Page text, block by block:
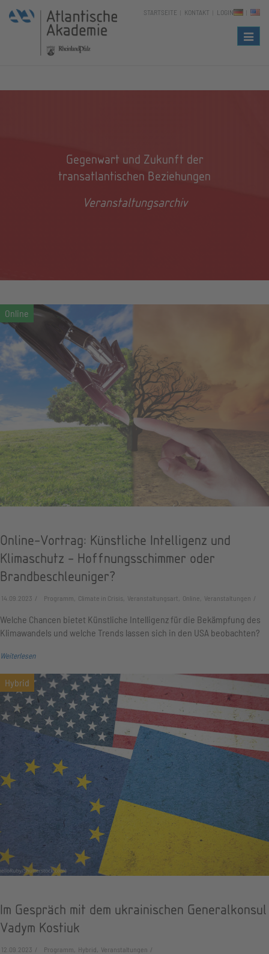
STARTSEITE KONTAKT LOGIN
Gegenwart und Zukunft der
transatlantischen Beziehungen
Veranstaltungsarchiv
Online-Vortrag: Künstliche Intelligenz und
Klimaschutz - Hoffnungsschimmer oder
Brandbeschleuniger?
14.09.2023 Programm, Climate in Crisis, Veranstaltungsart, Online, Veranstaltungen
Welche Chancen bietet Künstliche Intelligenz für die Bekämpfung des
Klimawandels und welche Trends lassen sich in den USA beobachten?
Weiterlesen
Im Gespräch mit dem ukrainischen Generalkonsul
Vadym Kostiuk
12.09.2023 Programm, Hybrid, Veranstaltungen